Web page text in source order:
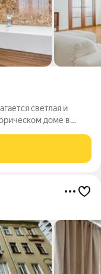
светлая и
доме в
ремонт с